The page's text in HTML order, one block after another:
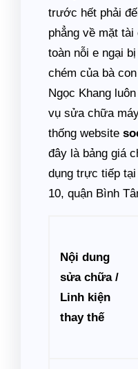
trước hết phải
phẳng về mặt
toàn nỗi e ngại
chém của bà
Ngọc Khang
vụ sửa chữa
thống website
đây là bảng giá
dụng trực tiếp
10, quận Bình
Nội dung
sửa chữa /
Linh kiện
thay thế